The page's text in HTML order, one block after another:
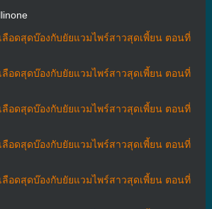
ลือดสุดบ๊องกับยัยแวมไพร์สาวสุดเพี้ยน ตอนที่
ลือดสุดบ๊องกับยัยแวมไพร์สาวสุดเพี้ยน ตอนที่
ลือดสุดบ๊องกับยัยแวมไพร์สาวสุดเพี้ยน ตอนที่
ลือดสุดบ๊องกับยัยแวมไพร์สาวสุดเพี้ยน ตอนที่
ลือดสุดบ๊องกับยัยแวมไพร์สาวสุดเพี้ยน ตอนที่